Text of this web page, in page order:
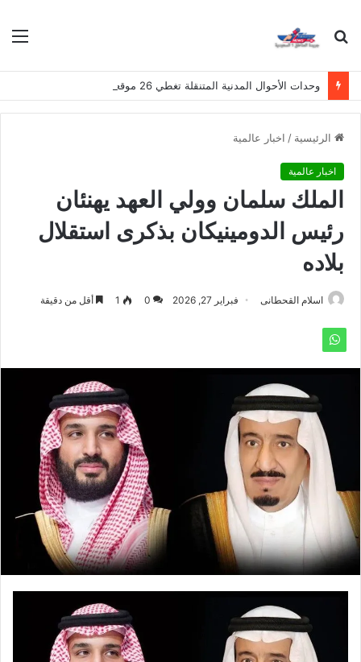
بحث
الرئيسية / اخبار عالمية
اخبار عالمية
الملك سلمان وولي العهد يهنئان
رئيس الدومينيكان بذكرى استقلال
بلاده
اسلام القحطانى فبراير 27, 2026 0
1 أقل من دقيقة